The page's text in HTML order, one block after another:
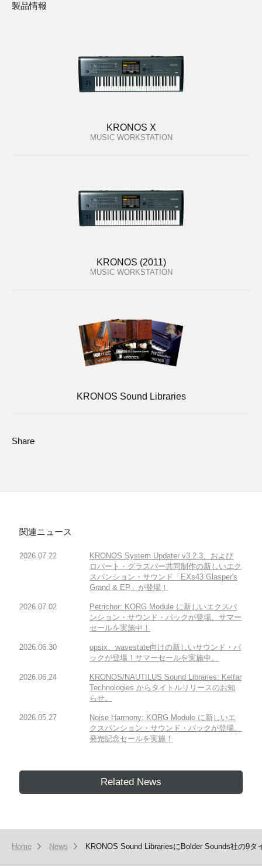
製品情報
KRONOS X
MUSIC WORKSTATION
KRONOS (2011)
MUSIC WORKSTATION
KRONOS Sound Libraries
Share
関連ニュース
2026.07.22
KRONOS System Updater v3.2.3、および
ロバート・グラスパー共同制作の新しいエク
スパンション・サウンド「EXs43 Glasper's
Grand & EP」が登場！
2026.07.02
Petrichor: KORG Module に新しいエクスパ
ンション・サウンド・パックが登場。サマー
セールを実施中！
2026.06.30
opsix、wavestate向けの新しいサウンド・パ
ックが登場！サマーセールを実施中。
2026.06.24
KRONOS/NAUTILUS Sound Libraries: Kelfar
Technologies からタイトルリリースのお知
らせ。
2026.05.27
Noise Harmony: KORG Module に新しいエ
クスパンション・サウンド・パックが登場。
発売記念セールを実施！
Related News
Home News KRONOS Sound LibrariesにBolder Sounds社の9